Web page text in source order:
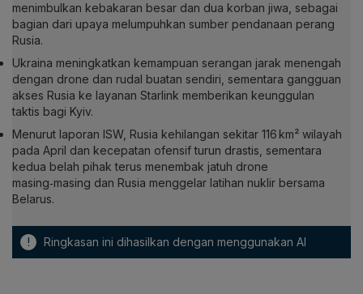
menimbulkan kebakaran besar dan dua korban jiwa, sebagai
bagian dari upaya melumpuhkan sumber pendanaan perang
Rusia.
Ukraina meningkatkan kemampuan serangan jarak menengah
dengan drone dan rudal buatan sendiri, sementara gangguan
akses Rusia ke layanan Starlink memberikan keunggulan
taktis bagi Kyiv.
Menurut laporan ISW, Rusia kehilangan sekitar 116 km² wilayah
pada April dan kecepatan ofensif turun drastis, sementara
kedua belah pihak terus menembak jatuh drone
masing‑masing dan Rusia menggelar latihan nuklir bersama
Belarus.
! Ringkasan ini dihasilkan dengan menggunakan AI